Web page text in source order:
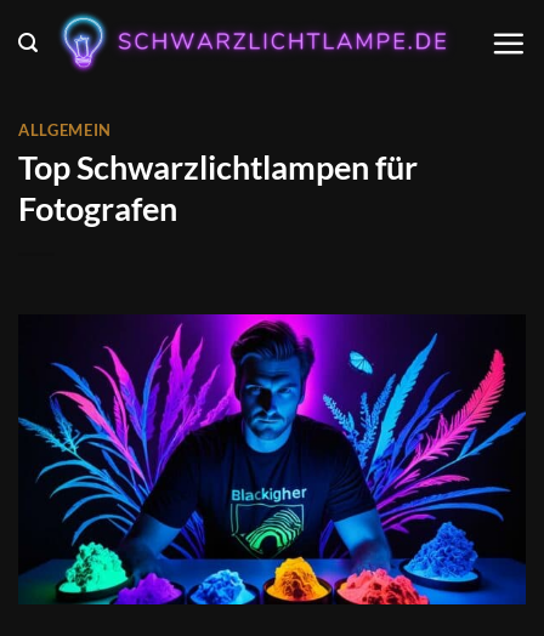
Inhalt
ALLGEMEIN
Top Schwarzlichtlampen für
Fotografen